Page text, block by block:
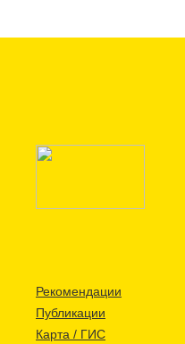
Рекомендации
Публикации
Карта / ГИС